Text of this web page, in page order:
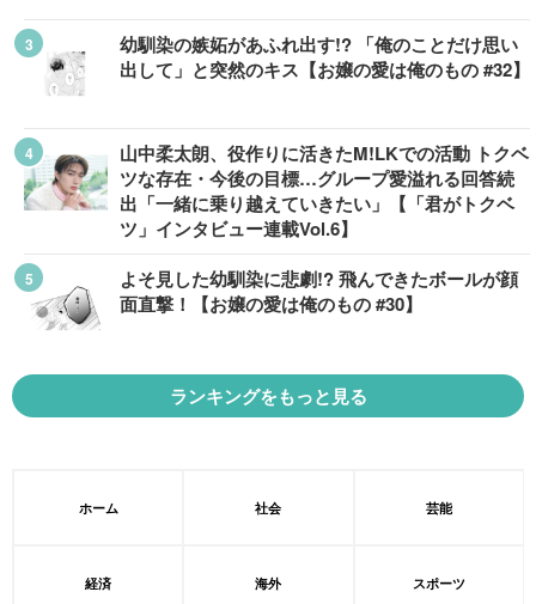
幼馴染の嫉妬があふれ出す!? 「俺のことだけ思い
出して」と突然のキス【お嬢の愛は俺のもの #32】
山中柔太朗、役作りに活きたM!LKでの活動 トクベ
ツな存在・今後の目標…グループ愛溢れる回答続
出「一緒に乗り越えていきたい」【「君がトクベ
ツ」インタビュー連載Vol.6】
よそ見した幼馴染に悲劇!? 飛んできたボールが顔
面直撃！【お嬢の愛は俺のもの #30】
ランキングをもっと見る
ホーム 社会 芸能
経済 海外 スポーツ